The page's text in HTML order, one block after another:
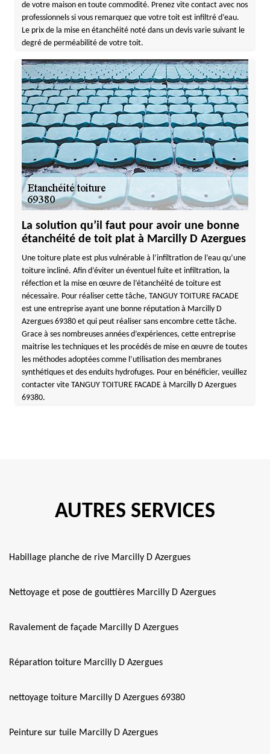
de votre maison en toute commodité. Prenez vite contact avec nos
professionnels si vous remarquez que votre toit est infiltré d’eau.
Le prix de la mise en étanchéité noté dans un devis varie suivant le
degré de perméabilité de votre toit.
La solution qu’il faut pour avoir une bonne
étanchéité de toit plat à Marcilly D Azergues
Une toiture plate est plus vulnérable à l’infiltration de l’eau qu’une
toiture incliné. Afin d’éviter un éventuel fuite et infiltration, la
réfection et la mise en œuvre de l’étanchéité de toiture est
nécessaire. Pour réaliser cette tâche, TANGUY TOITURE FACADE
est une entreprise ayant une bonne réputation à Marcilly D
Azergues 69380 et qui peut réaliser sans encombre cette tâche.
Grace à ses nombreuses années d’expériences, cette entreprise
maitrise les techniques et les procédés de mise en œuvre de toutes
les méthodes adoptées comme l’utilisation des membranes
synthétiques et des enduits hydrofuges. Pour en bénéficier, veuillez
contacter vite TANGUY TOITURE FACADE à Marcilly D Azergues
69380.
AUTRES SERVICES
Habillage planche de rive Marcilly D Azergues
Nettoyage et pose de gouttières Marcilly D Azergues
Ravalement de façade Marcilly D Azergues
Réparation toiture Marcilly D Azergues
nettoyage toiture Marcilly D Azergues 69380
Peinture sur tuile Marcilly D Azergues